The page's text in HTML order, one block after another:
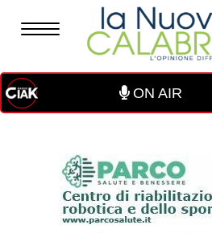
ON AIR